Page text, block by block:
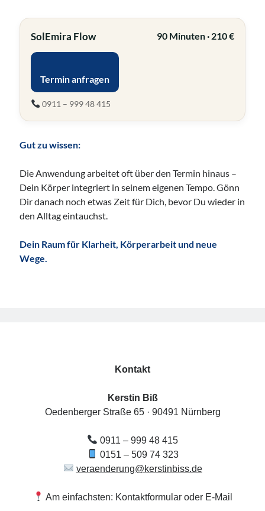
SolEmira Flow 90 Minuten · 210 €
Termin anfragen
0911 – 999 48 415
Gut zu wissen:
Die Anwendung arbeitet oft über den Termin hinaus –
Dein Körper integriert in seinem eigenen Tempo. Gönn
Dir danach noch etwas Zeit für Dich, bevor Du wieder in
den Alltag eintauchst.
Dein Raum für Klarheit, Körperarbeit und neue
Wege.
Kontakt
Kerstin Biß
Oedenberger Straße 65 · 90491 Nürnberg
0911 – 999 48 415
0151 – 509 74 323
veraenderung@kerstinbiss.de
Am einfachsten: Kontaktformular oder E-Mail